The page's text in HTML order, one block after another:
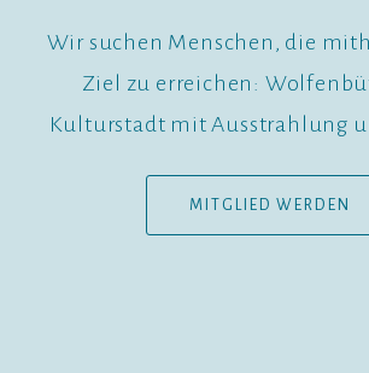
Wir suchen Menschen, die
Ziel zu erreichen:
Kulturstadt mit Ausstrahlung
MITGLIED WERDEN